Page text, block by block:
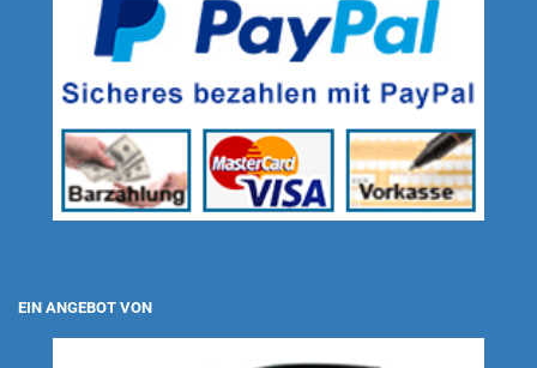
EIN ANGEBOT VON